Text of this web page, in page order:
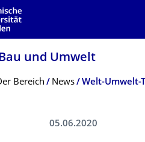
und Umwelt
Menü
Bereich News
05.06.2020